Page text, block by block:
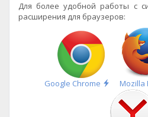
Для более удобной работы с
расширения для браузеров:
Google Chrome
Быстрая
установка
Mozilla